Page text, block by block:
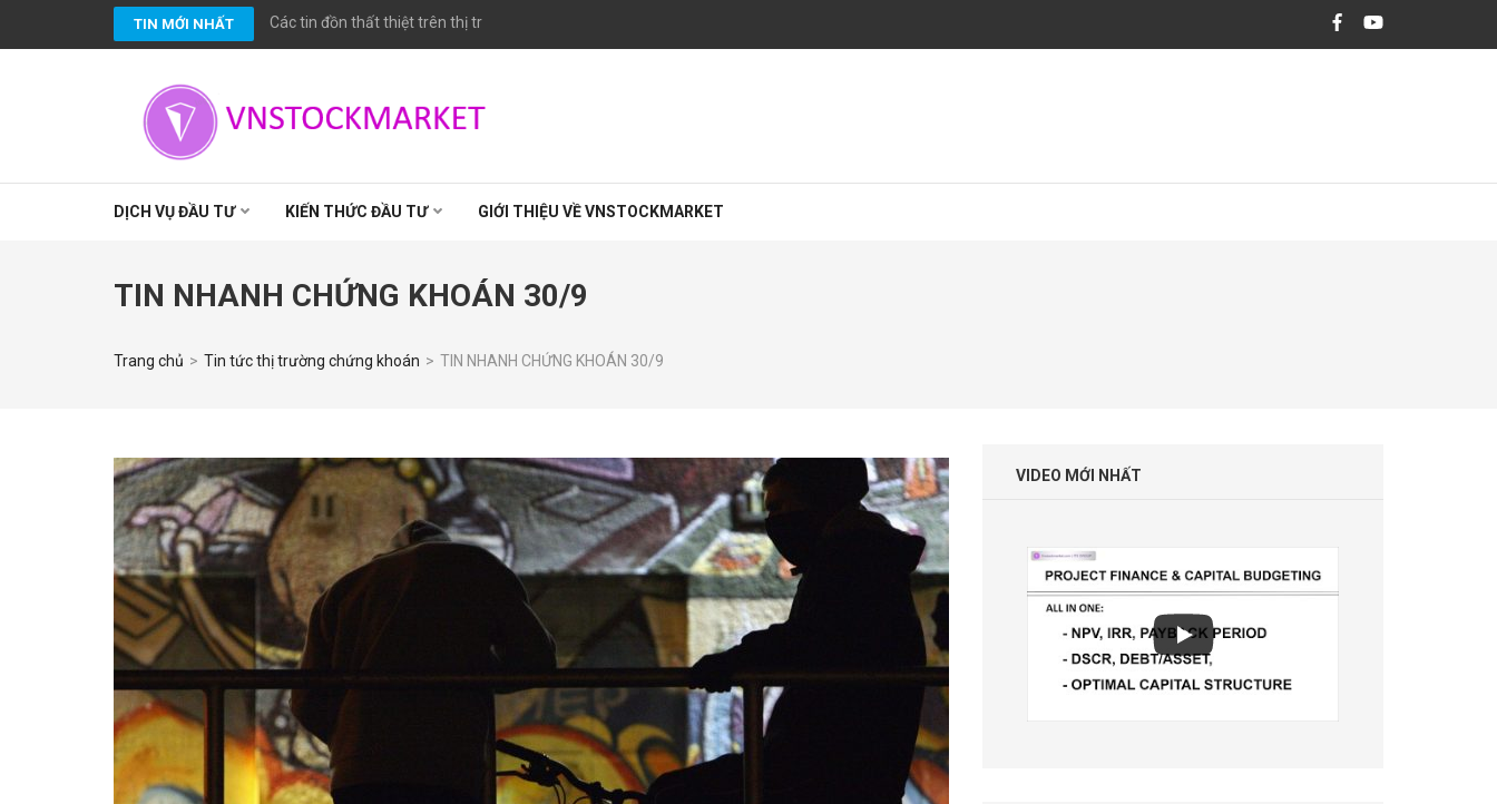
TIN MỚI NHẤT Các tin đồn thất thiệt trên thị trường chứng khoán
VNSTOCKMARKET
DỊCH VỤ ĐẦU TƯ KIẾN THỨC ĐẦU TƯ GIỚI THIỆU VỀ VNSTOCKMARKET
TIN NHANH CHỨNG KHOÁN 30/9
Trang chủ > Tin tức thị trường chứng khoán > TIN NHANH CHỨNG KHOÁN 30/9
VIDEO MỚI NHẤT